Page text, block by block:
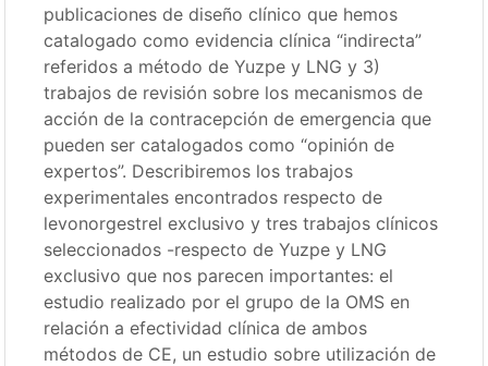
publicaciones de diseño clínico que hemos
catalogado como evidencia clínica “indirecta”
referidos a método de Yuzpe y LNG y 3)
trabajos de revisión sobre los mecanismos de
acción de la contracepción de emergencia que
pueden ser catalogados como “opinión de
expertos”. Describiremos los trabajos
experimentales encontrados respecto de
levonorgestrel exclusivo y tres trabajos clínicos
seleccionados -respecto de Yuzpe y LNG
exclusivo que nos parecen importantes: el
estudio realizado por el grupo de la OMS en
relación a efectividad clínica de ambos
métodos de CE, un estudio sobre utilización de